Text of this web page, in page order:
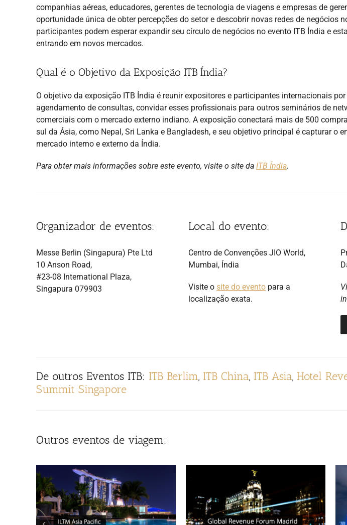
companhias aéreas, educadores, gerentes de tecnologia de viagens e empresas de
oportunidade única de obter percepções do setor e descobrir novas redes de negócios
participantes podem esperar expandir seu círculo de negócios no evento ITB Índia e
entrando em novos mercados.
Qual é o Objetivo da Exposição ITB Índia?
O objetivo da exposição ITB Índia é reunir expositores e participantes internacionais
agendamento de consultas, convidar esses profissionais para outros seminários de
comerciais com o mercado externo indiano. A exposição conectará mais de 500
sul da Ásia, como Nepal, Sri Lanka e Bangladesh, e seu objetivo principal é capturar o
mercado interno e externo da Índia.
Para obter mais informações sobre este evento, visite o site da ITB Índia.
Organizador de eventos:
Messe Berlin (Singapura) Pte Ltd
10 Anson Road,
#23-08 International Plaza,
Singapura 079903
Local do evento:
Centro de Convenções JIO World,
Mumbai, Índia
Visite o site do eventopara a
localização exata.
De outros Eventos ITB: ITB Berlim, ITB China, ITB Asia, Hotel
Summit Singapore
Outros eventos de viagem: